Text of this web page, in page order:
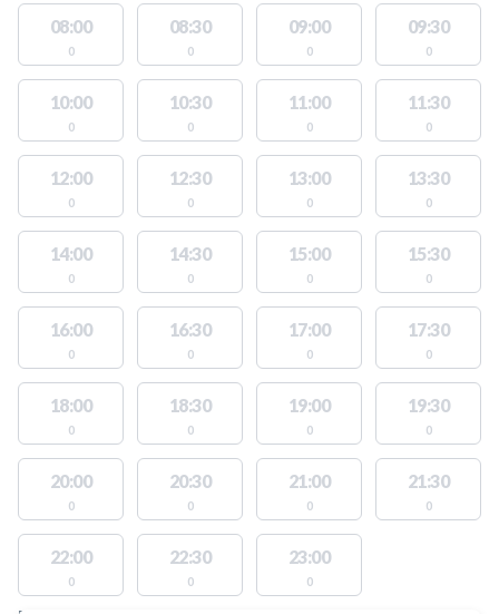
08:00
0
08:30
0
09:00
0
09:30
0
10:00
0
10:30
0
11:00
0
11:30
0
12:00
0
12:30
0
13:00
0
13:30
0
14:00
0
14:30
0
15:00
0
15:30
0
16:00
0
16:30
0
17:00
0
17:30
0
18:00
0
18:30
0
19:00
0
19:30
0
20:00
0
20:30
0
21:00
0
21:30
0
22:00
0
22:30
0
23:00
0